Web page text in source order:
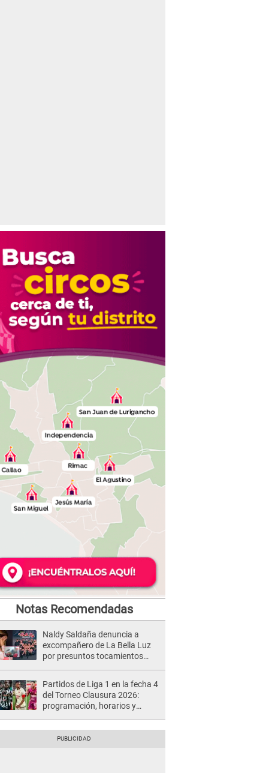
Notas Recomendadas
Naldy Saldaña denuncia a
excompañero de La Bella Luz
por presuntos tocamientos
Partidos de Liga 1 en la fecha 4
del Torneo Clausura 2026:
programación, horarios y